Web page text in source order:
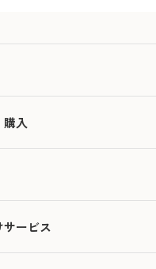
入
サービス